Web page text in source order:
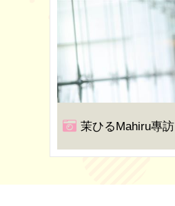
茉ひるMahiru專訪